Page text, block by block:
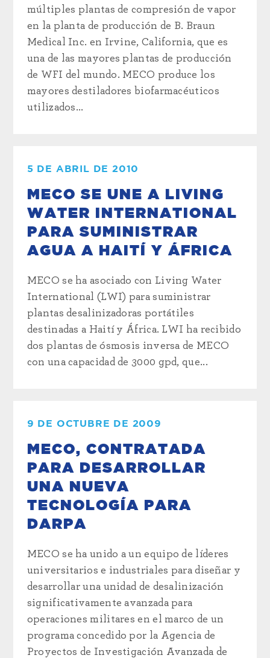
múltiples plantas de compresión de vapor
en la planta de producción de B. Braun
Medical Inc. en Irvine, California, que es
una de las mayores plantas de producción
de WFI del mundo. MECO produce los
mayores destiladores biofarmacéuticos
utilizados...
5 DE ABRIL DE 2010
MECO SE UNE A LIVING
WATER INTERNATIONAL
PARA SUMINISTRAR
AGUA A HAITÍ Y ÁFRICA
MECO se ha asociado con Living Water
International (LWI) para suministrar
plantas desalinizadoras portátiles
destinadas a Haití y África. LWI ha recibido
dos plantas de ósmosis inversa de MECO
con una capacidad de 3000 gpd, que...
9 DE OCTUBRE DE 2009
MECO, CONTRATADA
PARA DESARROLLAR
UNA NUEVA
TECNOLOGÍA PARA
DARPA
MECO se ha unido a un equipo de líderes
universitarios e industriales para diseñar y
desarrollar una unidad de desalinización
significativamente avanzada para
operaciones militares en el marco de un
programa concedido por la Agencia de
Proyectos de Investigación Avanzada de